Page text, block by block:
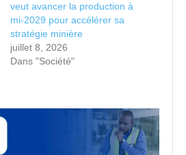
veut avancer la production à
mi-2029 pour accélérer sa
stratégie minière
juillet 8, 2026
Dans "Société"